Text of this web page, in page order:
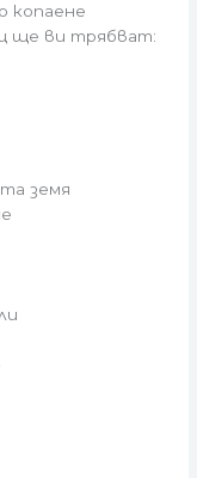
копаене
ще ви трябват:
земя